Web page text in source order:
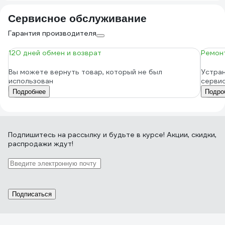
Сервисное обслуживание
Гарантия производителя
120 дней обмен и возврат
Вы можете вернуть товар, который не был
использован
Подробнее
Подпишитесь на рассылку и будьте в курсе! Акции, скидки,
распродажи ждут!
Подписаться